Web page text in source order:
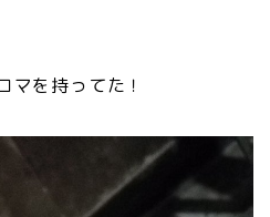
マを持ってた！